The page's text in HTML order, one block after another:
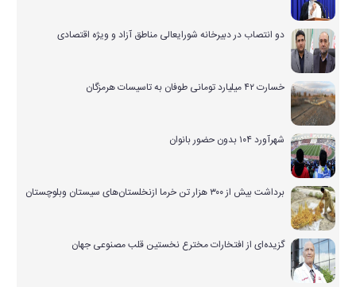
دو انتصاب در دبیرخانه شورایعالی مناطق آزاد و ویژه اقتصادی
خسارت ۴۲ میلیارد تومانی طوفان به تاسیسات هرمزگان
شهرآورد ۱۰۴ بدون حضور بانوان
برداشت بیش از ۳۰۰ هزار تن خرما ازنخلستان‌های سیستان وبلوچستان
گزیده‌ای از افتخارات مخترع نخستین قلب مصنوعی جهان